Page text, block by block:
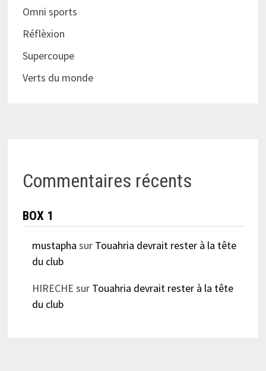
Omni sports
Réflèxion
Supercoupe
Verts du monde
Commentaires récents
BOX 1
mustapha sur Touahria devrait rester à la tête
du club
HIRECHE sur Touahria devrait rester à la tête
du club